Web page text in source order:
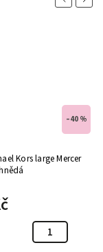
–40 %
Kors large Mercer